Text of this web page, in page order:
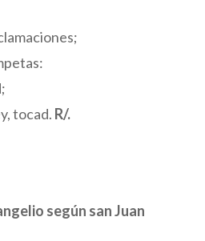
tocad. R/.
según san Juan